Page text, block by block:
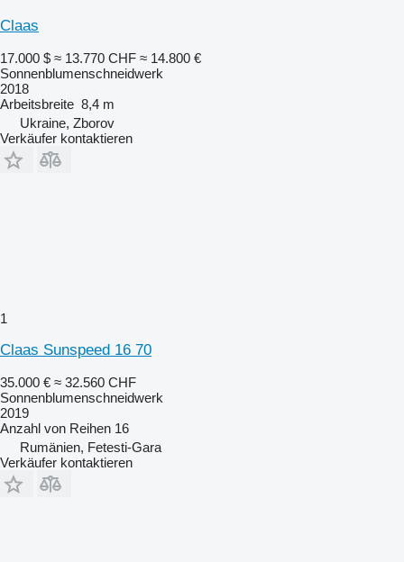
Claas
17.000 $ ≈ 13.770 CHF ≈ 14.800 €
Sonnenblumenschneidwerk
2018
Arbeitsbreite 8,4 m
Ukraine, Zborov
Verkäufer kontaktieren
1
Claas Sunspeed 16 70
35.000 € ≈ 32.560 CHF
Sonnenblumenschneidwerk
2019
Anzahl von Reihen 16
Rumänien, Fetesti-Gara
Verkäufer kontaktieren